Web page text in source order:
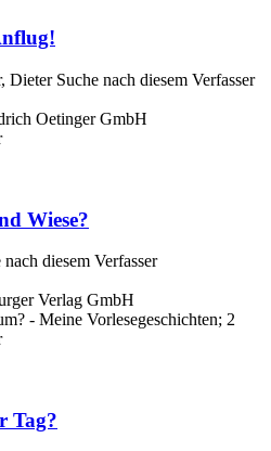
Dieter Suche nach diesem Verfasser
Oetinger GmbH
Wiese?
nach diesem Verfasser
Verlag GmbH
- Meine Vorlesegeschichten; 2
Tag?